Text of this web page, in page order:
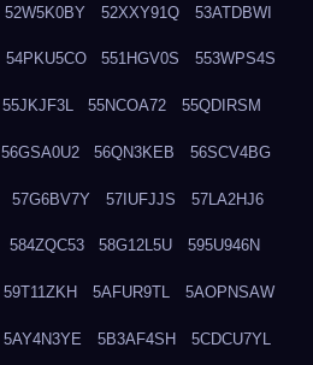
52W5K0BY 52XXY91Q 53ATDBWI
54PKU5CO 551HGV0S 553WPS4S
55JKJF3L 55NCOA72 55QDIRSM
56GSA0U2 56QN3KEB 56SCV4BG
57G6BV7Y 57IUFJJS 57LA2HJ6
584ZQC53 58G12L5U 595U946N
59T11ZKH 5AFUR9TL 5AOPNSAW
5AY4N3YE 5B3AF4SH 5CDCU7YL